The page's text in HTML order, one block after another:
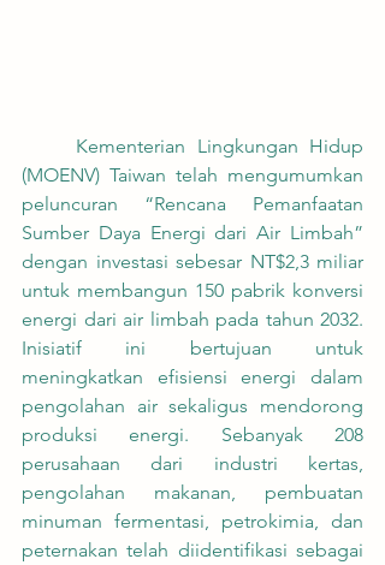
(MOENV) Taiwan telah mengumumkan
peluncuran “Rencana Pemanfaatan
Sumber Daya Energi dari Air Limbah”
dengan investasi sebesar NT$2,3 miliar
untuk membangun 150 pabrik konversi
energi dari air limbah pada tahun 2032.
Inisiatif ini bertujuan untuk
meningkatkan efisiensi energi dalam
pengolahan air sekaligus mendorong
produksi energi. Sebanyak 208
perusahaan dari industri kertas,
pengolahan makanan, pembuatan
minuman fermentasi, petrokimia, dan
peternakan telah diidentifikasi sebagai